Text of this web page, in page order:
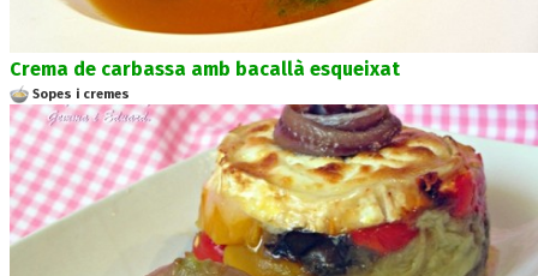
Crema de carbassa amb bacallà esqueixat
Sopes i cremes